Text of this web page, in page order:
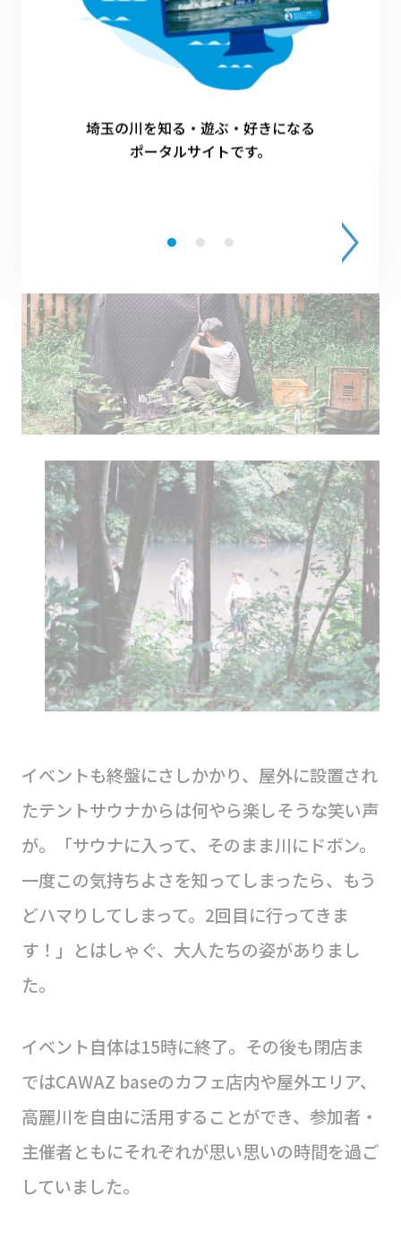
ている方や想いを持った方が集結。皆さん、マ
スク越しでもわかるほど晴れやかな表情で貴重
な時間を満喫していたようです。
イベントも終盤にさしかかり、屋外に設置され
たテントサウナからは何やら楽しそうな笑い声
が。「サウナに入って、そのまま川にドボン。
一度この気持ちよさを知ってしまったら、もう
どハマりしてしまって。2回目に行ってきま
す！」とはしゃぐ、大人たちの姿がありまし
た。
イベント自体は15時に終了。その後も閉店ま
ではCAWAZ baseのカフェ店内や屋外エリア、
高麗川を自由に活用することができ、参加者・
主催者ともにそれぞれが思い思いの時間を過ご
していました。
埼玉の川を知る・遊ぶ・好きになる
ポータルサイトです。